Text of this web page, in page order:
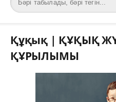
Құқық | ҚҰҚЫҚ
ҚҰРЫЛЫМЫ